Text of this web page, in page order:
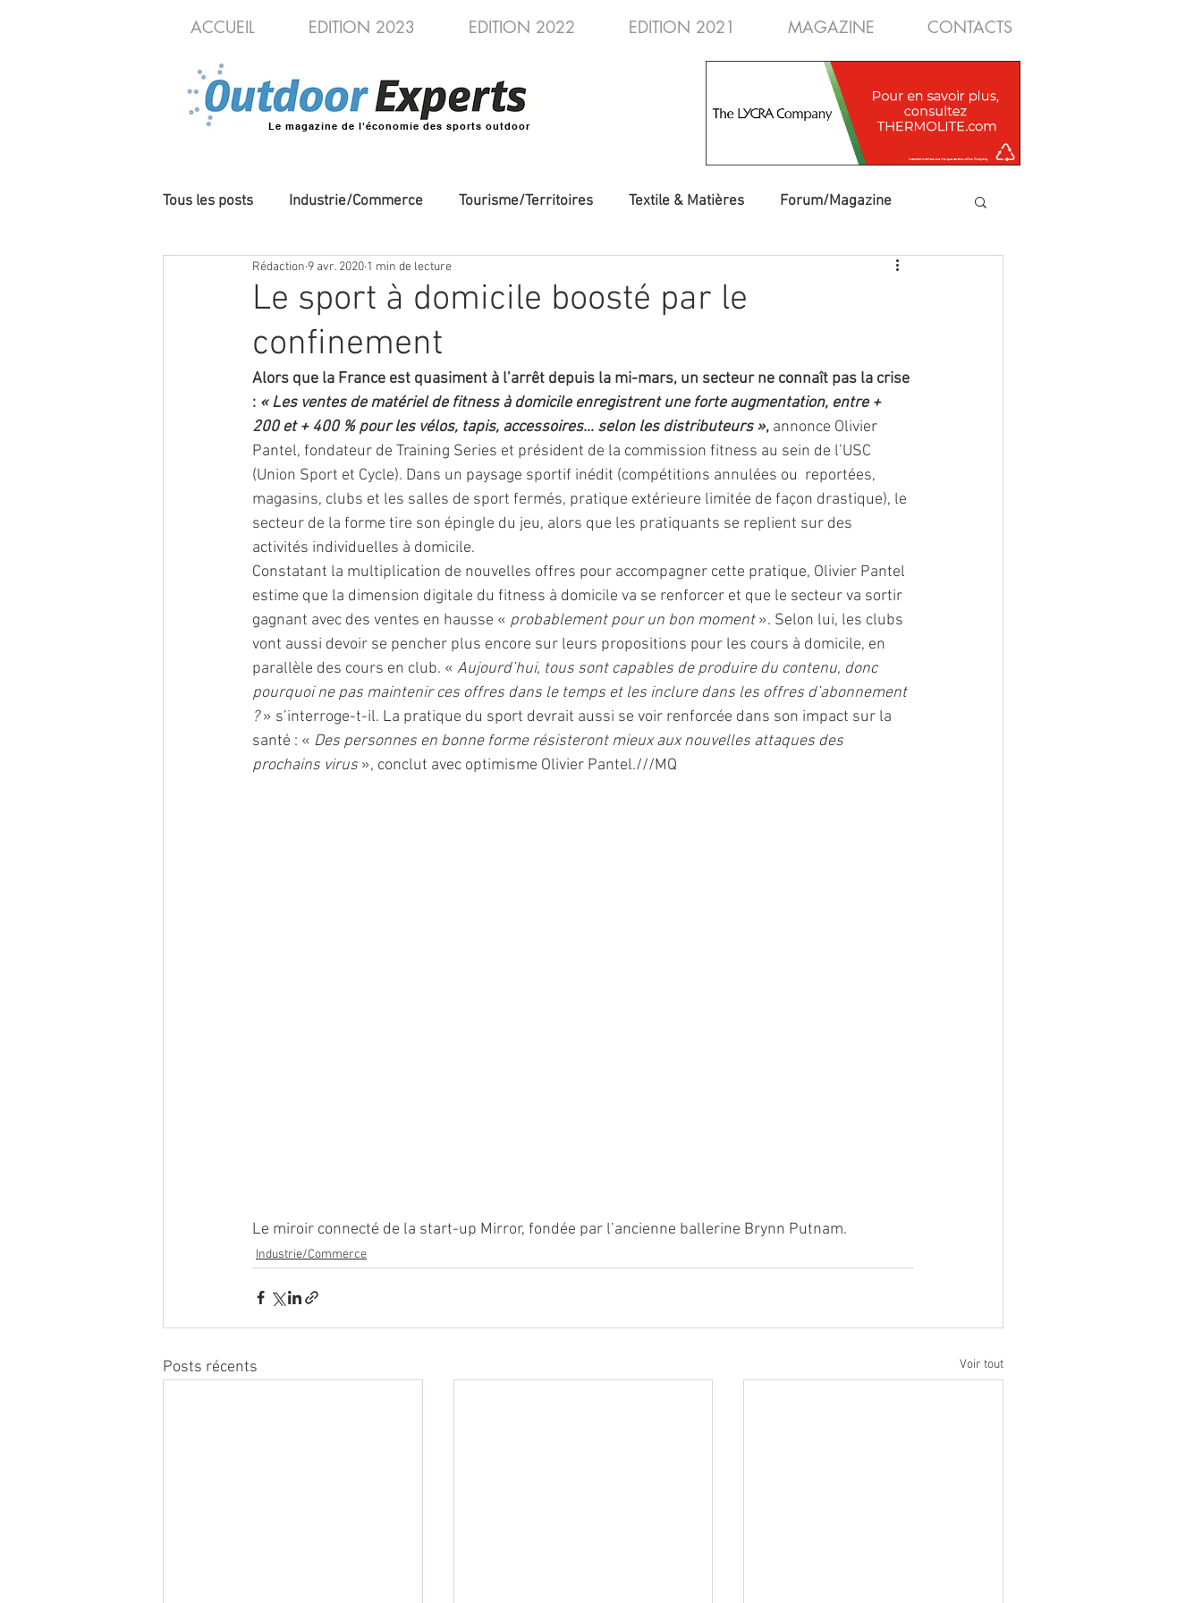
ACCUEIL EDITION 2023 EDITION 2022 EDITION 2021 MAGAZINE CONTACTS
Le magazine de l'économie des sports outdoor
Tous les posts Industrie/Commerce Tourisme/Territoires Textile & Matières Forum/Magazine
Cycles/VAE Produits/Nouveautés
Le sport à domicile boosté par le
confinement
Rédaction 9 avr. 2020 1 min de lecture
Alors que la France est quasiment à l’arrêt depuis la mi-mars, un secteur ne connaît pas la crise
: « Les ventes de matériel de fitness à domicile enregistrent une forte augmentation, entre +
200 et + 400 % pour les vélos, tapis, accessoires… selon les distributeurs », annonce Olivier
Pantel, fondateur de Training Series et président de la commission fitness au sein de l’USC
(Union Sport et Cycle). Dans un paysage sportif inédit (compétitions annulées ou  reportées,
magasins, clubs et les salles de sport fermés, pratique extérieure limitée de façon drastique), le
secteur de la forme tire son épingle du jeu, alors que les pratiquants se replient sur des
activités individuelles à domicile.
Constatant la multiplication de nouvelles offres pour accompagner cette pratique, Olivier Pantel
estime que la dimension digitale du fitness à domicile va se renforcer et que le secteur va sortir
gagnant avec des ventes en hausse « probablement pour un bon moment ». Selon lui, les clubs
vont aussi devoir se pencher plus encore sur leurs propositions pour les cours à domicile, en
parallèle des cours en club. « Aujourd’hui, tous sont capables de produire du contenu, donc
pourquoi ne pas maintenir ces offres dans le temps et les inclure dans les offres d’abonnement
? » s’interroge-t-il. La pratique du sport devrait aussi se voir renforcée dans son impact sur la
santé : « Des personnes en bonne forme résisteront mieux aux nouvelles attaques des
prochains virus », conclut avec optimisme Olivier Pantel.///MQ
Le miroir connecté de la start-up Mirror, fondée par l’ancienne ballerine Brynn Putnam.
Industrie/Commerce
Posts récents Voir tout